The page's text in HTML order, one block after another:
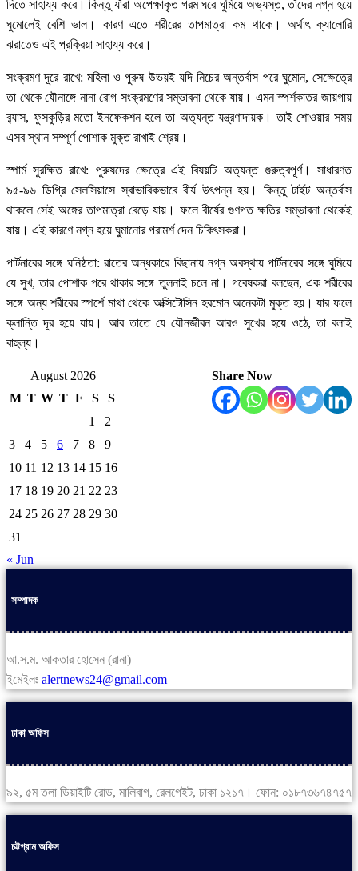
দিতে সাহায্য করে। কিন্তু যাঁরা অপেক্ষাকৃত গরম ঘরে ঘুমিয়ে অভ্যস্ত, তাঁদের নগ্ন হয়ে
ঘুমোলেই বেশি ভাল। কারণ এতে শরীরের তাপমাত্রা কম থাকে। অর্থাৎ ক্যালোরি
ঝরাতেও এই প্রক্রিয়া সাহায্য করে।
সংক্রমণ দূরে রাখে: মহিলা ও পুরুষ উভয়ই যদি নিচের অন্তর্বাস পরে ঘুমোন, সেক্ষেত্রে
তা থেকে যৌনাঙ্গে নানা রোগ সংক্রমণের সম্ভাবনা থেকে যায়। এমন স্পর্শকাতর জায়গায়
ব়্যাস, ফুসকুড়ির মতো ইনফেকশন হলে তা অত্যন্ত যন্ত্রণাদায়ক। তাই শোওয়ার সময়
এসব স্থান সম্পূর্ণ পোশাক মুক্ত রাখাই শ্রেয়।
স্পার্ম সুরক্ষিত রাখে: পুরুষদের ক্ষেত্রে এই বিষয়টি অত্যন্ত গুরুত্বপূর্ণ। সাধারণত
৯৫-৯৬ ডিগ্রি সেলসিয়াসে স্বাভাবিকভাবে বীর্য উৎপন্ন হয়। কিন্তু টাইট অন্তর্বাস
থাকলে সেই অঙ্গের তাপমাত্রা বেড়ে যায়। ফলে বীর্যের গুণগত ক্ষতির সম্ভাবনা থেকেই
যায়। এই কারণে নগ্ন হয়ে ঘুমানোর পরামর্শ দেন চিকিৎসকরা।
পার্টনারের সঙ্গে ঘনিষ্ঠতা: রাতের অন্ধকারে বিছানায় নগ্ন অবস্থায় পার্টনারের সঙ্গে ঘুমিয়ে
যে সুখ, তার পোশাক পরে থাকার সঙ্গে তুলনাই চলে না। গবেষকরা বলছেন, এক শরীরের
সঙ্গে অন্য শরীরের স্পর্শে মাথা থেকে অক্সিটোসিন হরমোন অনেকটা মুক্ত হয়। যার ফলে
ক্লান্তি দূর হয়ে যায়। আর তাতে যে যৌনজীবন আরও সুখের হয়ে ওঠে, তা বলাই
বাহুল্য।
Share Now
August 2026
M T W T F S
S
1
2
3
4 5 6 7 8
9
10 11 12 13 14 15 16
17 18 19 20 21 22 23
24 25 26 27 28 29 30
31
« Jun
সম্পাদক
আ.স.ম. আকতার হোসেন (রানা)
ইমেইলঃ alertnews24@gmail.com
ঢাকা অফিস
৯২, ৫ম তলা ডিয়াইটি রোড, মালিবাগ, রেলগেইট, ঢাকা ১২১৭। ফোন: ০১৮৭৩৬৭৪৭৫৭
চট্টগ্রাম অফিস